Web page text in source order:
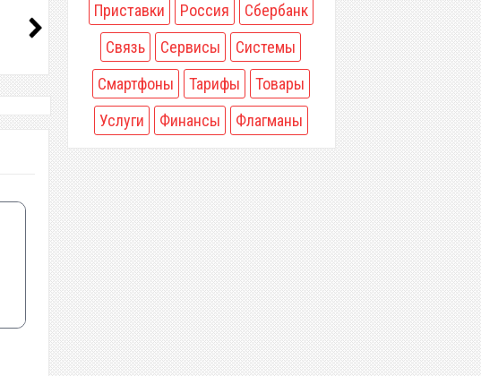
Приставки
Россия
Сбербанк
Связь
Сервисы
Системы
Смартфоны
Тарифы
Товары
Услуги
Финансы Флагманы